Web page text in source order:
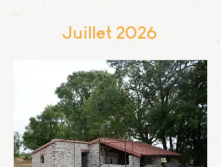
Juillet 2026